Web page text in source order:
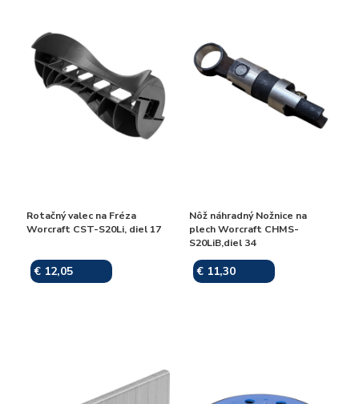
Rotačný valec na Fréza
Worcraft CST-S20Li, diel 17
€ 12,05
Nôž náhradný Nožnice na
plech Worcraft CHMS-
S20LiB,diel 34
€ 11,30